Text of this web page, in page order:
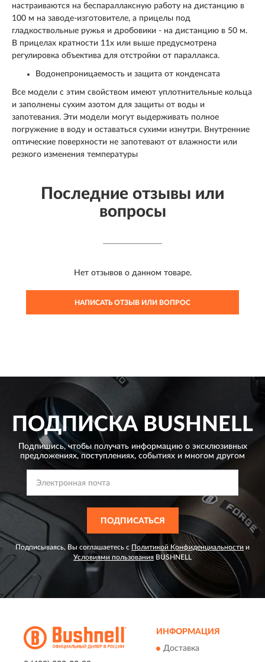
настраиваются на беспараллаксную работу на дистанцию в
100 м на заводе-изготовителе, а прицелы под
гладкоствольные ружья и дробовики - на дистанцию в 50 м.
В прицелах кратности 11х или выше предусмотрена
регулировка объектива для отстройки от параллакса.
Водонепроницаемость и защита от конденсата
Все модели с этим свойством имеют уплотнительные кольца
и заполнены сухим азотом для защиты от воды и
запотевания. Эти модели могут выдерживать полное
погружение в воду и оставаться сухими изнутри. Внутренние
оптические поверхности не запотевают от влажности или
резкого изменения температуры
Последние отзывы или
вопросы
Нет отзывов о данном товаре.
НАПИСАТЬ ОТЗЫВ ИЛИ ВОПРОС
ПОДПИСКА BUSHNELL
Подпишись, чтобы получать информацию о эксклюзивных
предложениях,поступлениях, событиях и многом другом
ПОДПИСАТЬСЯ
Подписываясь, Вы соглашаетесь с Политикой Конфиденциальности и
Условиями пользования BUSHNELL
ИНФОРМАЦИЯ
Доставка